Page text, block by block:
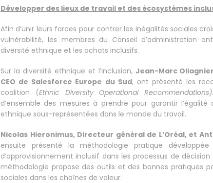
Développer des lieux de travail et des écosystèmes
Afin d’unir leurs forces pour contrer les inégalités sociales
vulnérabilité, les membres du Conseil d’administration
diversité ethnique et les achats inclusifs.
Sur la diversité ethnique et l’inclusion, Jean-Marc
CEO de Salesforce Europe du Sud, ont présenté les
coalition (Ethnic Diversity Operational Recommendations)
d’ensemble des mesures à prendre pour garantir
ethnique sous-représentées dans le monde du travail.
Nicolas Hieronimus, Directeur général de L’Oréal, et
ensuite présenté la méthodologie pratique
d’approvisionnement inclusif dans les processus de décision
méthodologie propose des outils et des bonnes pratiques
sociales dans les chaînes de valeur.